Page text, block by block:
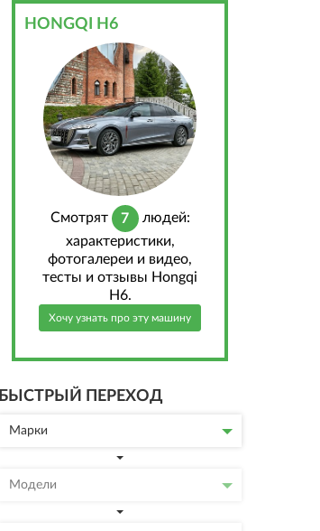
HONGQI H6
Cмотрят 7
людей:
характеристики,
фотогалереи и видео,
тесты и отзывы Hongqi
H6.
Хочу узнать про эту машину
БЫСТРЫЙ ПЕРЕХОД
Марки
Модели